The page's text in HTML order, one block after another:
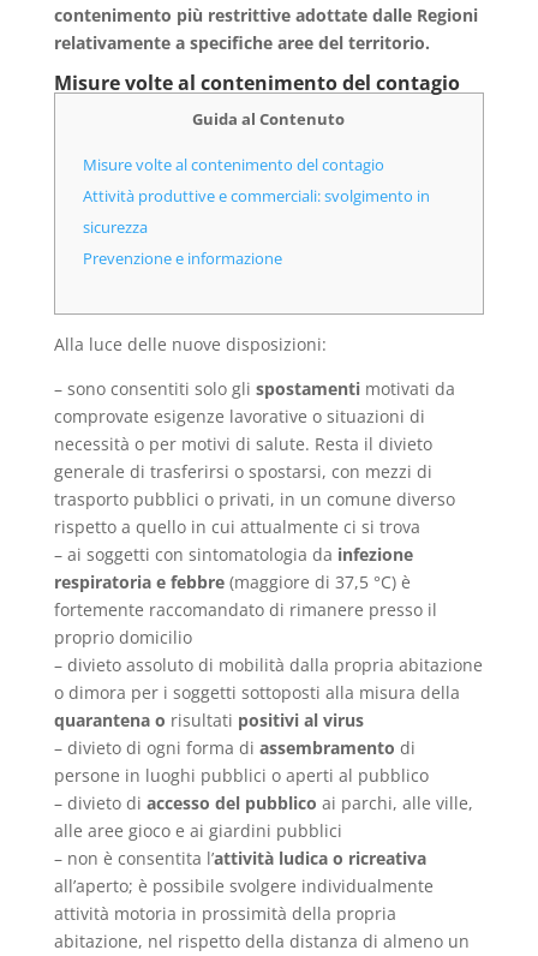
contenimento più restrittive adottate dalle Regioni
relativamente a specifiche aree del territorio.
Misure volte al contenimento del contagio
Guida al Contenuto
Misure volte al contenimento del contagio
Attività produttive e commerciali: svolgimento in
sicurezza
Prevenzione e informazione
Alla luce delle nuove disposizioni:
– sono consentiti solo gli spostamentimotivati da
comprovate esigenze lavorative o situazioni di
necessità o per motivi di salute. Resta il divieto
generale di trasferirsi o spostarsi, con mezzi di
trasporto pubblici o privati, in un comune diverso
rispetto a quello in cui attualmente ci si trova
– ai soggetti con sintomatologia da infezione
respiratoria e febbre(maggiore di 37,5 °C) è
fortemente raccomandato di rimanere presso il
proprio domicilio
– divieto assoluto di mobilità dalla propria abitazione
o dimora per i soggetti sottoposti alla misura della
quarantena o risultati positivi al virus
– divieto di ogni forma di assembramento di
persone in luoghi pubblici o aperti al pubblico
– divieto di accesso del pubblico ai parchi, alle ville,
alle aree gioco e ai giardini pubblici
– non è consentita l’attività ludica o ricreativa
all’aperto; è possibile svolgere individualmente
attività motoria in prossimità della propria
abitazione, nel rispetto della distanza di almeno un